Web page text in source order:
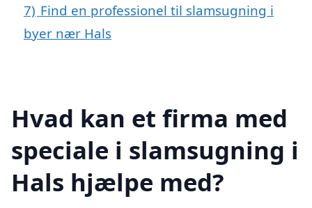
7) Find en professionel til slamsugning i
byer nær Hals
Hvad kan et firma med
speciale i slamsugning i
Hals hjælpe med?